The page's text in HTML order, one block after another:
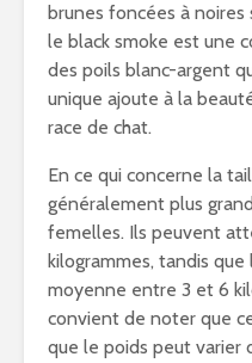
brunes foncées à noires
le black smoke est une
des poils blanc-argent
unique ajoute à la
race de chat.
En ce qui concerne la
généralement plus
femelles. Ils peuvent
kilogrammes, tandis
moyenne entre 3 et 6
convient de noter que
que le poids peut varier